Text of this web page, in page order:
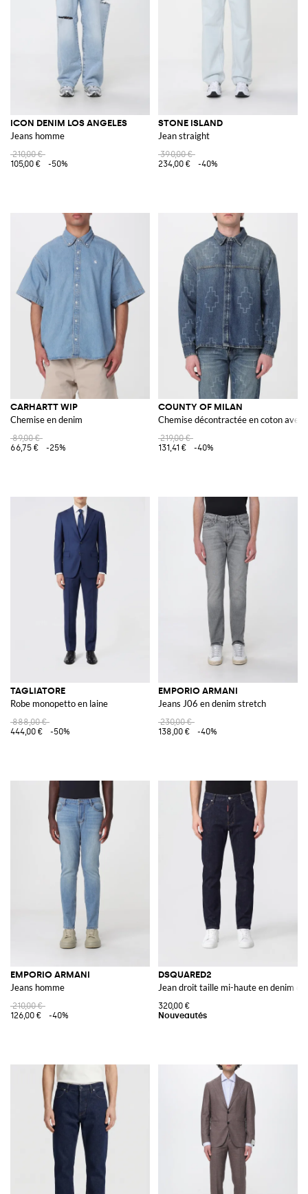
ICON DENIM LOS ANGELES
Jeans homme
210,00 €
105,00 €
-50%
STONE ISLAND
Jean straight
390,00 €
234,00 €
-40%
CARHARTT WIP
Chemise en denim
89,00 €
66,75 €
-25%
COUNTY OF MILAN
Chemise décontractée en coton avec
219,00 €
131,41 €
-40%
TAGLIATORE
Robe monopetto en laine
888,00 €
444,00 €
-50%
EMPORIO ARMANI
Jeans J06 en denim stretch
230,00 €
138,00 €
-40%
EMPORIO ARMANI
Jeans homme
210,00 €
126,00 €
-40%
DSQUARED2
Jean droit taille mi-haute en denim
320,00 €